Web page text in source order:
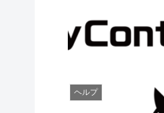
ヘルプ